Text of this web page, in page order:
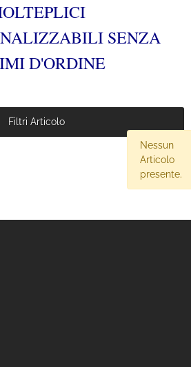
SENZA
D'ORDINE
Filtri Articolo
Nessun
Articolo
presente.